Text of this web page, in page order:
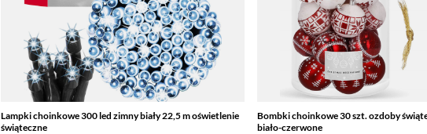
Lampki choinkowe 300 led zimny biały 22,5 m oświetlenie
świąteczne
Bombki choinkowe 30 szt. ozdoby
biało-czerwone